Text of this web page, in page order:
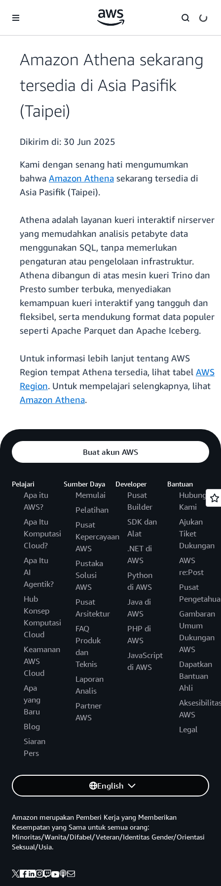
Amazon Athena sekarang
tersedia di Asia Pasifik
(Taipei)
Dikirim di: 30 Jun 2025
Kami dengan senang hati mengumumkan
bahwa Amazon Athena sekarang tersedia di
Asia Pasifik (Taipei).
Athena adalah layanan kueri interaktif nirserver
yang memudahkan analisis petabyte data
menggunakan SQL, tanpa memerlukan
pengaturan atau pengelolaan infrastruktur.
Athena dibangun di atas mesin kueri Trino dan
Presto sumber terbuka, menyediakan
kemampuan kueri interaktif yang tangguh dan
fleksibel, serta mendukung format data populer
seperti Apache Parquet dan Apache Iceberg.
Untuk informasi lebih lanjut tentang AWS
Region tempat Athena tersedia, lihat tabel AWS
Region. Untuk mempelajari selengkapnya, lihat
Amazon Athena.
Buat akun AWS
Pelajari
Apa itu
AWS?
Apa Itu
Komputasi
Cloud?
Apa Itu
AI
Agentik?
Hub
Konsep
Komputasi
Cloud
Keamanan
AWS
Cloud
Apa
yang
Baru
Blog
Siaran
Pers
Sumber Daya
Memulai
Pelatihan
Pusat
Kepercayaan
AWS
Pustaka
Solusi
AWS
Pusat
Arsitektur
FAQ
Produk
dan
Teknis
Laporan
Analis
Partner
AWS
Developer
Pusat
Builder
SDK dan
Alat
.NET di
AWS
Python
di AWS
Java di
AWS
PHP di
AWS
JavaScript
di AWS
Bantuan
Hubungi
Kami
Ajukan
Tiket
Dukungan
AWS
re:Post
Pusat
Gambaran
Umum
Dukungan
AWS
Dapatkan
Bantuan
Ahli
AWS
Legal
English
Amazon merupakan Pemberi Kerja yang Memberikan
Kesempatan yang Sama untuk semua orang:
Minoritas/Wanita/Difabel/Veteran/Identitas Gender/Orientasi
Seksual/Usia.